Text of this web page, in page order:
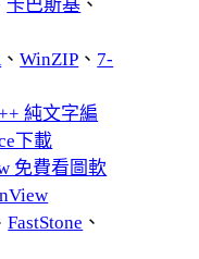
卡巴斯基 、
、WinZIP 、 7-
純文字編
下載
免費看圖軟
FastStone 、